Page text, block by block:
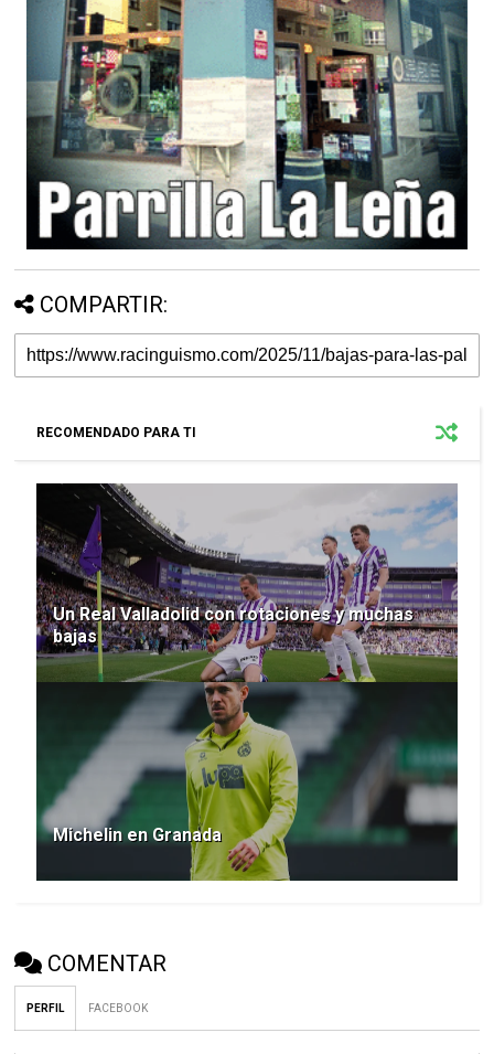
COMPARTIR:
RECOMENDADO PARA TI
Un Real Valladolid con rotaciones y muchas
bajas
Michelin en Granada
COMENTAR
PERFIL FACEBOOK